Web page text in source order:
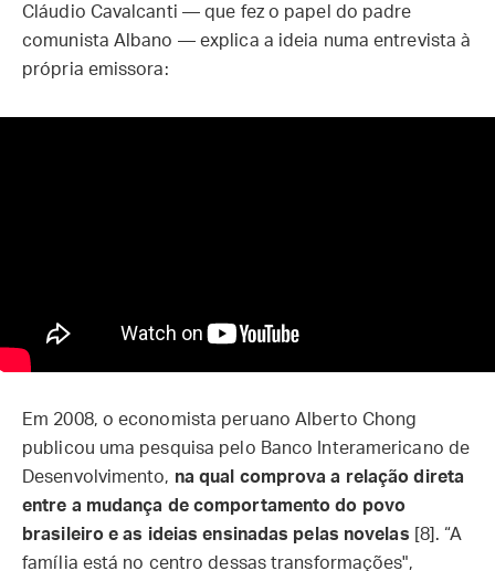
Cláudio Cavalcanti — que fez o papel do padre
comunista Albano — explica a ideia numa entrevista à
própria emissora:
Em 2008, o economista peruano Alberto Chong
publicou uma pesquisa pelo Banco Interamericano de
Desenvolvimento, na qual comprova a relação direta
entre a mudança de comportamento do povo
brasileiro e as ideias ensinadas pelas novelas [8]. “A
família está no centro dessas transformações",